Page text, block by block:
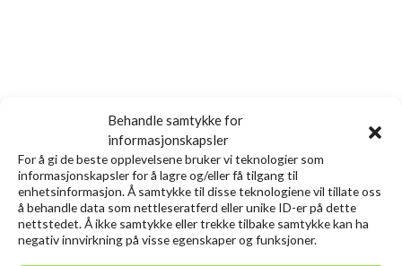
Behandle samtykke for
informasjonskapsler
For å gi de beste opplevelsene bruker vi teknologier som
informasjonskapsler for å lagre og/eller få tilgang til
enhetsinformasjon. Å samtykke til disse teknologiene vil tillate oss
å behandle data som nettleseratferd eller unike ID-er på dette
nettstedet. Å ikke samtykke eller trekke tilbake samtykke kan ha
negativ innvirkning på visse egenskaper og funksjoner.